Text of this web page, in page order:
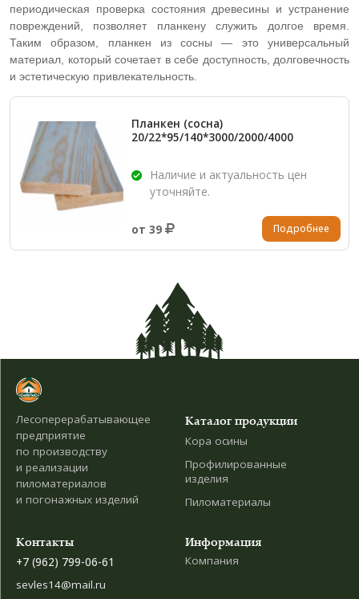
периодическая проверка состояния древесины и устранение
повреждений, позволяет планкену служить долгое время.
Таким образом, планкен из сосны — это универсальный
материал, который сочетает в себе доступность, долговечность
и эстетическую привлекательность.
Планкен (сосна)
20/22*95/140*3000/2000/4000
Наличие и актуальность цен
уточняйте.
от 39 Подробнее
Лесоперерабатывающее
предприятие
по производству
и реализации
пиломатериалов
и погонажных изделий
Каталог продукции
Кора осины
Профилированные
изделия
Пиломатериалы
Информация
Компания
Контакты
+7 (962) 799-06-61
sevles14@mail.ru